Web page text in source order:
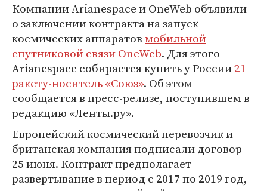
Компании Arianespace и OneWeb объявили
о заключении контракта на запуск
космических аппаратовмобильной
спутниковой связи OneWeb. Для этого
Arianespace собирается купить у России21
ракету-носитель «Союз». Об этом
сообщается в пресс-релизе, поступившем в
редакцию «Ленты.ру».
Европейский космический перевозчик и
британская компания подписали договор
25 июня. Контракт предполагает
развертывание в период с 2017 по 2019 год,